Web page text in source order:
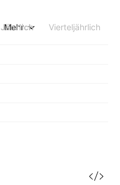
Jährlich Vierteljährlich
Mehr